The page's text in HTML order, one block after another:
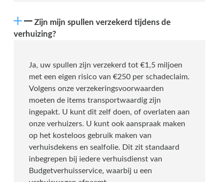
Zijn mijn spullen verzekerd tijdens de
verhuizing?
Ja, uw spullen zijn verzekerd tot €1,5 miljoen
met een eigen risico van €250 per schadeclaim.
Volgens onze verzekeringsvoorwaarden
moeten de items transportwaardig zijn
ingepakt. U kunt dit zelf doen, of overlaten aan
onze verhuizers. U kunt ook aanspraak maken
op het kosteloos gebruik maken van
verhuisdekens en sealfolie. Dit zit standaard
inbegrepen bij iedere verhuisdienst van
Budgetverhuisservice, waarbij u een